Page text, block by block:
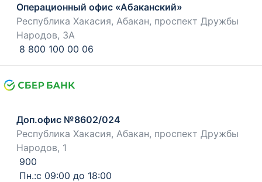
Операционный офис «Абаканский»
Республика Хакасия, Абакан, проспект Дружбы
Народов, 3А
8 800 100 00 06
Доп.офис №8602/024
Республика Хакасия, Абакан, проспект Дружбы
Народов, 1
900
Пн.:с 09:00 до 18:00